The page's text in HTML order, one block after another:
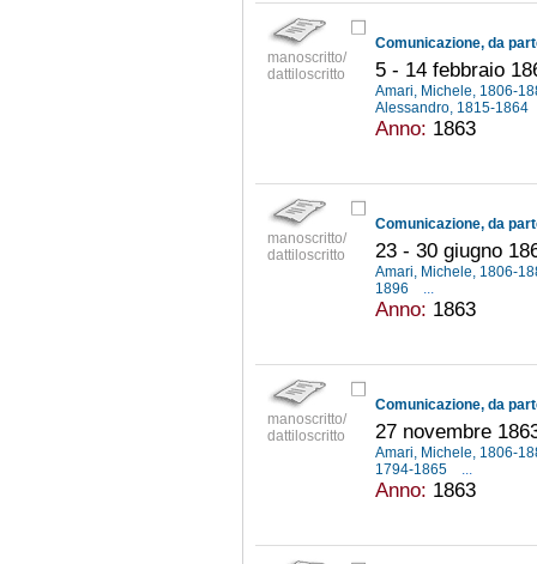
manoscritto/
dattiloscritto
5 - 14 febbraio
Amari, Michele, 1806-
Alessandro, 1815-1864
Anno: 1863
manoscritto/
dattiloscritto
23 - 30 giugno
Amari, Michele, 1806-
1896
...
Anno: 1863
manoscritto/
dattiloscritto
27 novembre
Amari, Michele, 1806-
1794-1865
...
Anno: 1863